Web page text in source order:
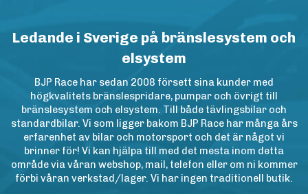
Ledande i Sverige på bränslesystem och
elsystem
BJP Race har sedan 2008 försett sina kunder med
högkvalitets bränslespridare, pumpar och övrigt till
bränslesystem och elsystem. Till både tävlingsbilar och
standardbilar. Vi som ligger bakom BJP Race har många års
erfarenhet av bilar och motorsport och det är något vi
brinner för! Vi kan hjälpa till med det mesta inom detta
område via våran webshop, mail, telefon eller om ni kommer
förbi våran verkstad/lager. Vi har ingen traditionell butik.